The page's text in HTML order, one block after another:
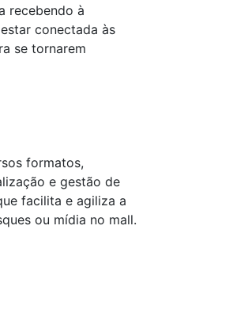
recebendo à
conectada às
se tornarem
formatos,
e gestão de
facilita e agiliza a
ou mídia no mall.